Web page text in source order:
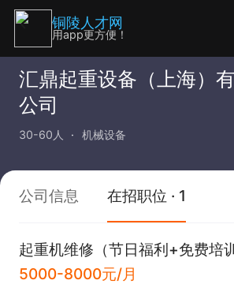
汇鼎起重设备（上海）
公司
30-60人 机械设备
公司信息 在招职位 · 1
起重机维修（节日福利+免费培训
5000-8000元/月
铜陵人才网
用app更方便！